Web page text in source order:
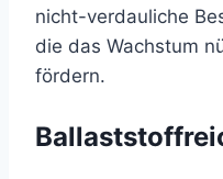
nicht-verdauliche
die das Wachstum
fördern.